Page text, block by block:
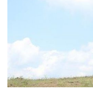
d
m